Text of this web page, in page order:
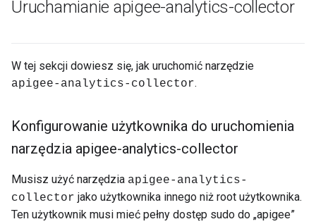
Uruchamianie apigee-analytics-collector
W tej sekcji dowiesz się, jak uruchomić narzędzie
apigee-analytics-collector.
Konfigurowanie użytkownika do uruchomienia
narzędzia apigee-analytics-collector
Musisz użyć narzędzia apigee-analytics-
collector jako użytkownika innego niż root użytkownika.
Ten użytkownik musi mieć pełny dostęp sudo do „apigee”